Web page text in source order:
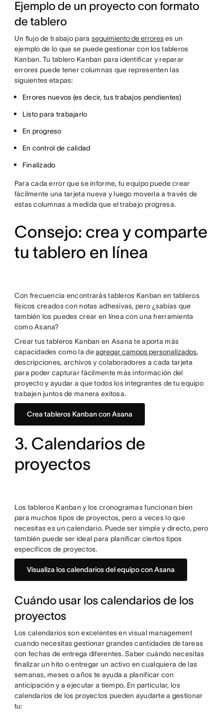
Ejemplo de un proyecto con formato
de tablero
Un flujo de trabajo para seguimiento de erroreses un
ejemplo de lo que se puede gestionar con los tableros
Kanban. Tu tablero Kanban para identificar y reparar
errores puede tener columnas que representen las
siguientes etapas:
Errores nuevos (es decir, tus trabajos pendientes)
Listo para trabajarlo
En progreso
En control de calidad
Finalizado
Para cada error que se informe, tu equipo puede crear
fácilmente una tarjeta nueva y luego moverla a través de
estas columnas a medida que el trabajo progresa.
Consejo: crea y comparte
tu tablero en línea
Con frecuencia encontrarás tableros Kanban en tableros
físicos creados con notas adhesivas, pero ¿sabías que
también los puedes crear en línea con una herramienta
como Asana?
Crear tus tableros Kanban en Asana te aporta más
capacidades como la deagregar campos personalizados,
descripciones, archivos y colaboradores a cada tarjeta
para poder capturar fácilmente más información del
proyecto y ayudar a que todos los integrantes de tu equipo
trabajen juntos de manera exitosa.
Crea tableros Kanban con Asana
3. Calendarios de
proyectos
Los tableros Kanban y los cronogramas funcionan bien
para muchos tipos de proyectos, pero a veces lo que
necesitas es un calendario. Puede ser simple y directo, pero
también puede ser ideal para planificar ciertos tipos
específicos de proyectos.
Visualiza los calendarios del equipo con Asana
Cuándo usar los calendarios de los
proyectos
Los calendarios son excelentes en visual management
cuando necesitas gestionar grandes cantidades de tareas
con fechas de entrega diferentes. Saber cuándo necesitas
finalizar un hito o entregar un activo en cualquiera de las
semanas, meses o años te ayuda a planificar con
anticipación y a ejecutar a tiempo. En particular, los
calendarios de los proyectos pueden ayudarte a gestionar
tu: